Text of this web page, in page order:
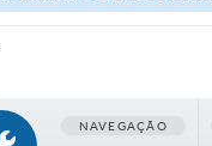
NAVEGAÇÃO